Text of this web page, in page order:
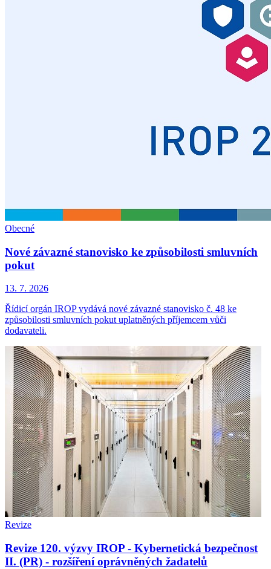
Obecné
Nové závazné stanovisko ke způsobilosti smluvních
pokut
13. 7. 2026
Řídicí orgán IROP vydává nové závazné stanovisko č. 48 ke
způsobilosti smluvních pokut uplatněných příjemcem vůči
dodavateli.
Revize
Revize 120. výzvy IROP - Kybernetická bezpečnost
II. (PR) - rozšíření oprávněných žadatelů